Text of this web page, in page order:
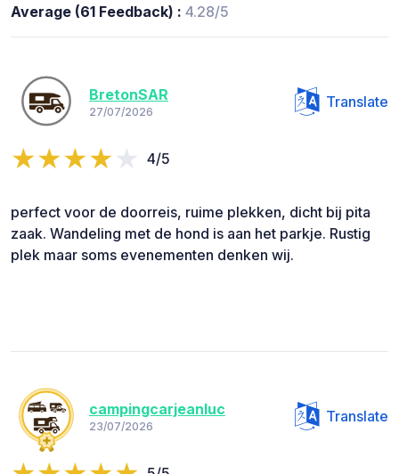
Average (61 Feedback) : 4.28/5
BretonSAR
27/07/2026
Translate
4/5
perfect voor de doorreis, ruime plekken, dicht bij pita
zaak. Wandeling met de hond is aan het parkje. Rustig
plek maar soms evenementen denken wij.
campingcarjeanluc
23/07/2026
Translate